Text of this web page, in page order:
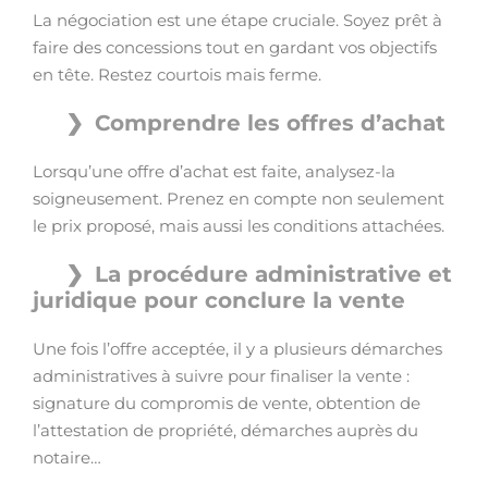
La négociation est une étape cruciale. Soyez prêt à
faire des concessions tout en gardant vos objectifs
en tête. Restez courtois mais ferme.
Comprendre les offres d’achat
Lorsqu’une offre d’achat est faite, analysez-la
soigneusement. Prenez en compte non seulement
le prix proposé, mais aussi les conditions attachées.
La procédure administrative et
juridique pour conclure la vente
Une fois l’offre acceptée, il y a plusieurs démarches
administratives à suivre pour finaliser la vente :
signature du compromis de vente, obtention de
l’attestation de propriété, démarches auprès du
notaire…